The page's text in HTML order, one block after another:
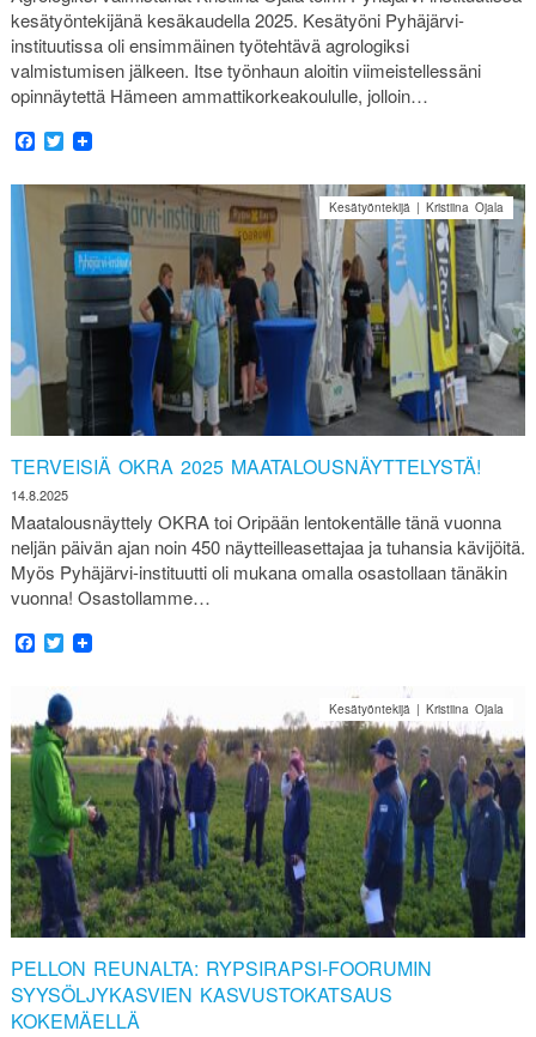
kesätyöntekijänä kesäkaudella 2025. Kesätyöni Pyhäjärvi-
instituutissa oli ensimmäinen työtehtävä agrologiksi
valmistumisen jälkeen. Itse työnhaun aloitin viimeistellessäni
opinnäytettä Hämeen ammattikorkeakoululle, jolloin…
Facebook
Twitter
TERVEISIÄ OKRA 2025 MAATALOUSNÄYTTELYSTÄ!
14.8.2025
Kesätyöntekijä | Kristiina Ojala
Maatalousnäyttely OKRA toi Oripään lentokentälle tänä vuonna
neljän päivän ajan noin 450 näytteilleasettajaa ja tuhansia kävijöitä.
Myös Pyhäjärvi-instituutti oli mukana omalla osastollaan tänäkin
vuonna! Osastollamme…
Facebook
Twitter
PELLON REUNALTA: RYPSIRAPSI-FOORUMIN
SYYSÖLJYKASVIEN KASVUSTOKATSAUS
KOKEMÄELLÄ
Kesätyöntekijä | Kristiina Ojala